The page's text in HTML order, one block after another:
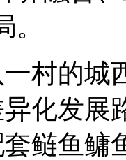
村的城
化发展
鲢鱼鳙